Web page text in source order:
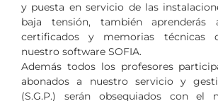
y puesta en servicio de las
baja tensión, también aprenderás
certificados y memorias técnicas
nuestro software SOFIA.
Además todos los profesores
abonados a nuestro servicio y
(S.G.P.) serán obsequiados con el